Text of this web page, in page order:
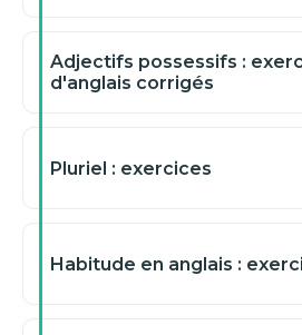
Adjectifs possessifs :
d'anglais corrigés
Pluriel : exercices
Habitude en anglais :